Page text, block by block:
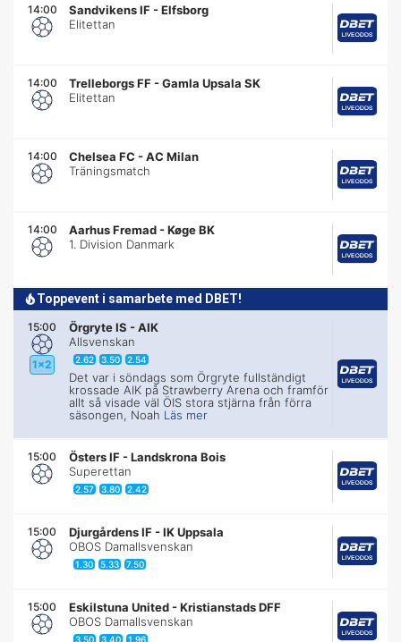
14:00 Sandvikens IF -Elfsborg
Elitettan
14:00 Trelleborgs FF -Gamla Upsala SK
Elitettan
14:00 Chelsea FC -AC Milan
Träningsmatch
14:00 Aarhus Fremad -Køge BK
1. Division Danmark
Toppevent i samarbete med DBET!
15:00
1x2
Örgryte IS -AIK
Allsvenskan
2.62 3.50 2.54
Det var i söndags som Örgryte fullständigt
krossade AIK på Strawberry Arena och framför
allt så visade väl ÖIS stora stjärna från förra
säsongen, Noah Läs mer
15:00 Östers IF -Landskrona Bois
Superettan
2.57 3.80 2.42
15:00 Djurgårdens IF -IK Uppsala
OBOS Damallsvenskan
1.30 5.33 7.50
15:00 Eskilstuna United -Kristianstads DFF
OBOS Damallsvenskan
3.50 3.40 1.96